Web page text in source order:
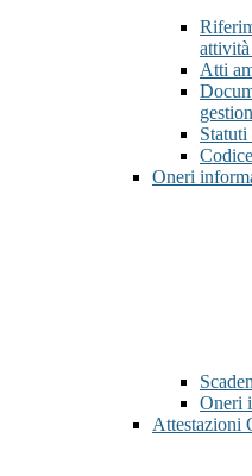
attività
Atti
Oneri
Oneri
Attestazioni